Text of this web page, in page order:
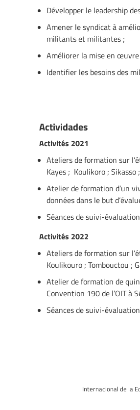
Développer le leadership
Amener le syndicat à
militants et militantes ;
Améliorer la mise en
Identifier les besoins des
Actividades
Activités 2021
Ateliers de formation sur
Kayes ; Koulikoro ; Sikasso
Atelier de formation d’un
données dans le but
Séances de suivi-
Activités 2022
Ateliers de formation sur
Koulikouro ; Tombouctou ;
Atelier de formation de
Convention 190 de l’OIT à
Séances de suivi-
Internacional de la